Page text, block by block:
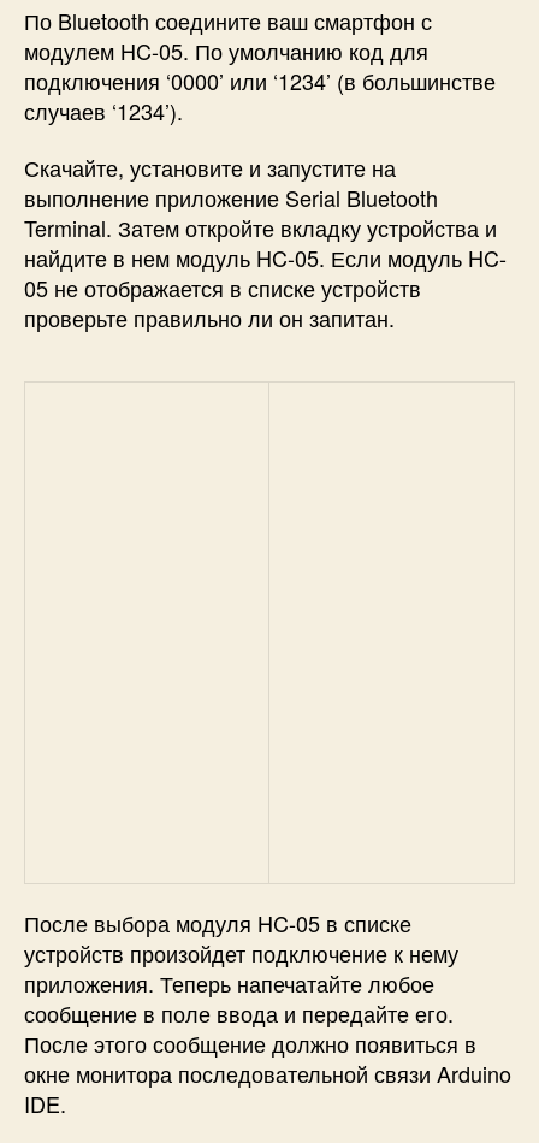
По Bluetooth соедините ваш смартфон с
модулем HC-05. По умолчанию код для
подключения ‘0000’ или ‘1234’ (в большинстве
случаев ‘1234’).
Скачайте, установите и запустите на
выполнение приложение Serial Bluetooth
Terminal. Затем откройте вкладку устройства и
найдите в нем модуль HC-05. Если модуль HC-
05 не отображается в списке устройств
проверьте правильно ли он запитан.
После выбора модуля HC-05 в списке
устройств произойдет подключение к нему
приложения. Теперь напечатайте любое
сообщение в поле ввода и передайте его.
После этого сообщение должно появиться в
окне монитора последовательной связи Arduino
IDE.